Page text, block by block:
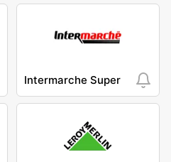
Intermarche Super